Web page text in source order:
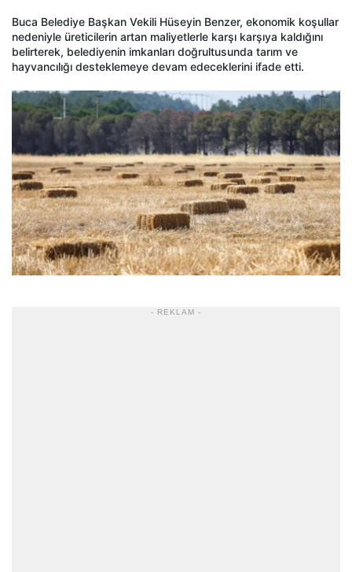
Buca Belediye Başkan Vekili Hüseyin Benzer, ekonomik koşullar
nedeniyle üreticilerin artan maliyetlerle karşı karşıya kaldığını
belirterek, belediyenin imkanları doğrultusunda tarım ve
hayvancılığı desteklemeye devam edeceklerini ifade etti.
- REKLAM -